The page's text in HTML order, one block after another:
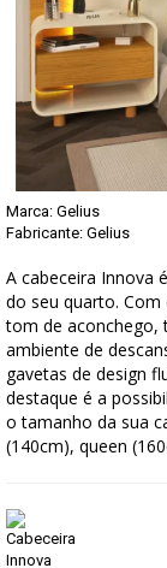
Marca: Gelius
Fabricante: Gelius
A cabeceira Innova
do seu quarto.
tom de aconchego,
ambiente de
gavetas de design
destaque é a
o tamanho da sua
(140cm), queen